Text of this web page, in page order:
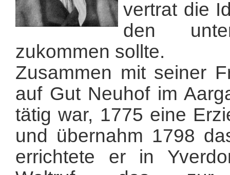
vertrat die
den
zukommen sollte.
Zusammen mit seiner
auf Gut Neuhof im
tätig war, 1775 eine
und übernahm 1798
errichtete er in